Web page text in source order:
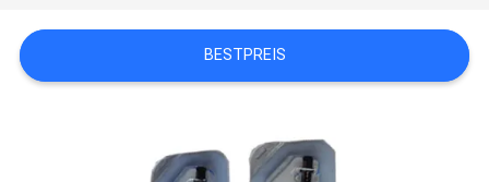
VERBINDUNG
BESTPREIS